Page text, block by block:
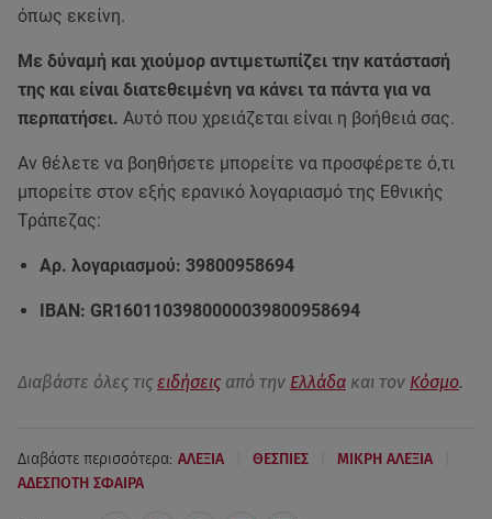
όπως εκείνη.
Με δύναμή και χιούμορ αντιμετωπίζει την κατάστασή
της και είναι διατεθειμένη να κάνει τα πάντα για να
περπατήσει. Αυτό που χρειάζεται είναι η βοήθειά σας.
Αν θέλετε να βοηθήσετε μπορείτε να προσφέρετε ό,τι
μπορείτε στον εξής ερανικό λογαριασμό της Εθνικής
Τράπεζας:
Αρ. λογαριασμού: 39800958694
IBAN: GR1601103980000039800958694
Διαβάστε όλες τις ειδήσεις από την Ελλάδα και τον Κόσμο.
Διαβάστε περισσότερα: ΑΛΕΞΙΑ ΘΕΣΠΙΕΣ ΜΙΚΡΗ ΑΛΕΞΙΑ
ΑΔΕΣΠΟΤΗ ΣΦΑΙΡΑ